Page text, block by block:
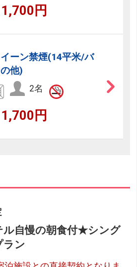
円
ーン禁煙(14平米/バ
他)
2名
円
ル自慢の朝食付★シング
ラン